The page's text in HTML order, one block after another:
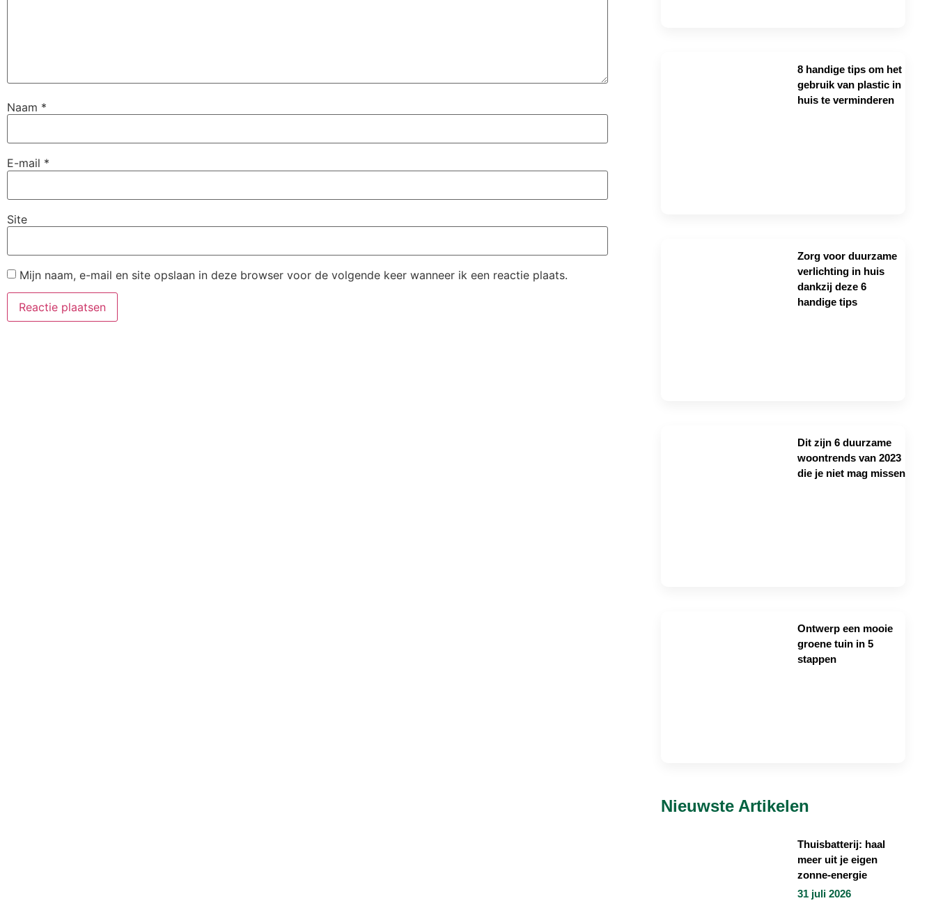
Naam *
E-mail *
Site
Mijn naam, e-mail en site opslaan in deze browser voor de volgende keer wanneer ik een reactie plaats.
8 handige tips om het
gebruik van plastic in
huis te verminderen
Zorg voor duurzame
verlichting in huis
dankzij deze 6
handige tips
Dit zijn 6 duurzame
woontrends van 2023
die je niet mag missen
Ontwerp een mooie
groene tuin in 5
stappen
Nieuwste Artikelen
Thuisbatterij: haal
meer uit je eigen
zonne-energie
31 juli 2026